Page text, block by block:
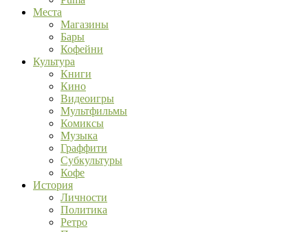
Места
Магазины
Бары
Кофейни
Культура
Книги
Кино
Видеоигры
Мультфильмы
Комиксы
Музыка
Граффити
Субкультуры
Кофе
История
Личности
Политика
Ретро